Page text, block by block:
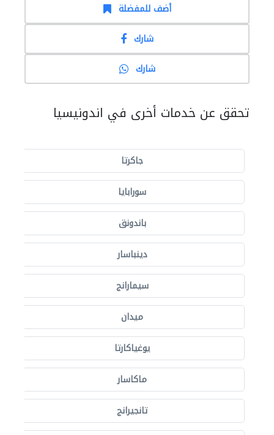
أضف للمفضلة
شارك
شارك
تحقق عن خدمات أخرى في اندونيسيا
جاكرتا
سورابايا
باندونق
دينباسار
سيمارانج
ميدان
يوغياكارتا
ماكاسار
تانجيرانج